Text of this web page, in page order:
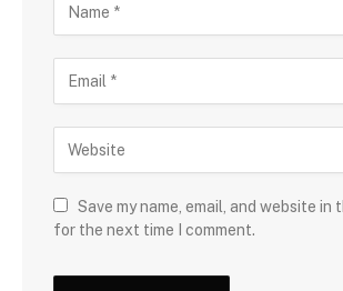
Save my name, email, and website in
for the next time I comment.